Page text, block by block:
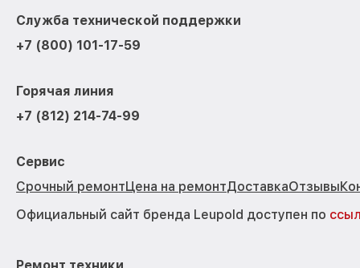
Служба технической поддержки
+7 (800) 101-17-59
Горячая линия
+7 (812) 214-74-99
Сервис
Срочный ремонтЦена на ремонтДоставкаОтзывы
Официальный сайт бренда Leupold доступен по